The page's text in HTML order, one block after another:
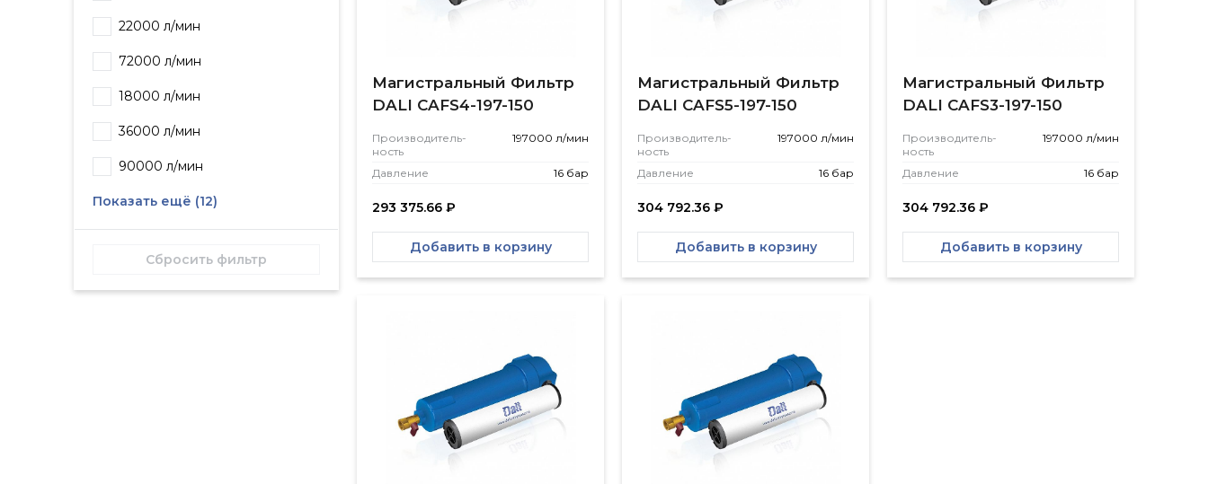
22000 л/мин
72000 л/мин
18000 л/мин
36000 л/мин
90000 л/мин
Показать ещё (12)
Сбросить фильтр
Магистральный Фильтр
DALI CAFS4-197-150
Производитель­
ность
197000 л/мин
Давление 16 бар
293 375.66 ₽
Добавить в корзину
Магистральный Фильтр
DALI CAFS5-197-150
Производитель­
ность
197000 л/мин
Давление 16 бар
304 792.36 ₽
Добавить в корзину
Магистральный Фильтр
DALI CAFS3-197-150
Производитель­
ность
197000 л/мин
Давление 16 бар
304 792.36 ₽
Добавить в корзину